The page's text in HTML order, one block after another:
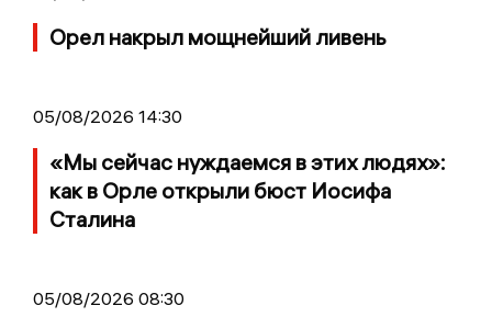
Орел накрыл мощнейший ливень
05/08/2026 14:30
«Мы сейчас нуждаемся в этих людях»:
как в Орле открыли бюст Иосифа
Сталина
05/08/2026 08:30